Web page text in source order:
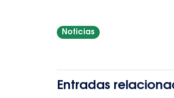
Noticias
Entradas